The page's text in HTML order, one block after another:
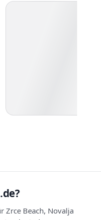
Zrce Beach, Novalja